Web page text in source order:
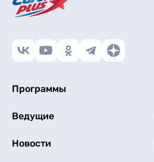
Программы
Ведущие
Новости